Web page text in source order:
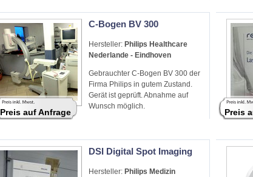
C-Bogen BV 300
Hersteller: Philips Healthcare
Nederlande - Eindhoven
Gebrauchter C-Bogen BV 300 der
Firma Philips in gutem Zustand.
Gerät ist geprüft. Abnahme auf
Wunsch möglich.
Preis auf Anfrage Preis
DSI Digital Spot Imaging
Hersteller: Philips Medizin